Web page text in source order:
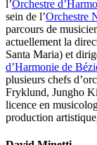
l’Orchestre
sein de l’Orchestre
parcours de
actuellement la
Santa Maria) et
d’Harmonie de
plusieurs chefs
Fryklund, Jungho
licence en
production